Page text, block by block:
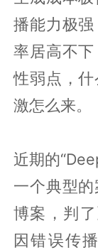
播能力极
率居高不
性弱点，
激怎么来。
近期的
一个典型
博案，判
因错误传